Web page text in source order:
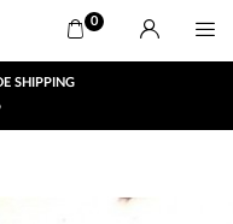
0
SHIPPING